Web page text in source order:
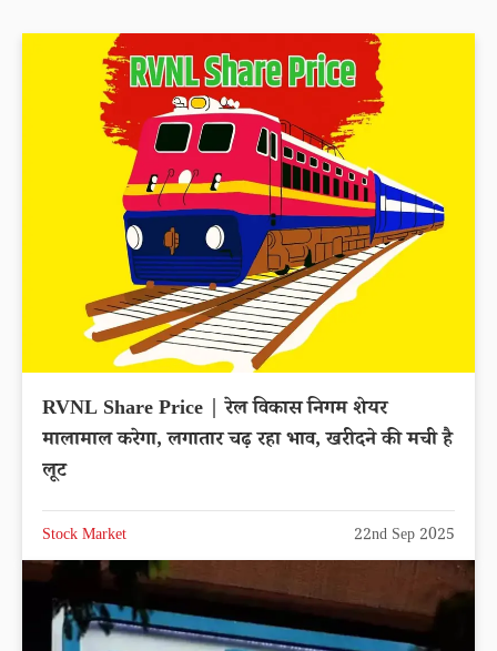
RVNL Share Price | रेल विकास निगम शेयर
मालामाल करेगा, लगातार चढ़ रहा भाव, खरीदने की मची है
लूट
Stock Market 22nd Sep 2025